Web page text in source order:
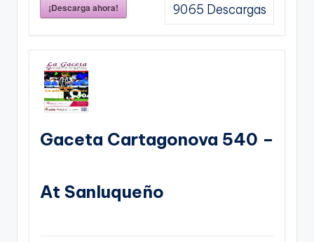
¡Descarga ahora! 9065 Descargas
Gaceta Cartagonova 540 –
At Sanluqueño